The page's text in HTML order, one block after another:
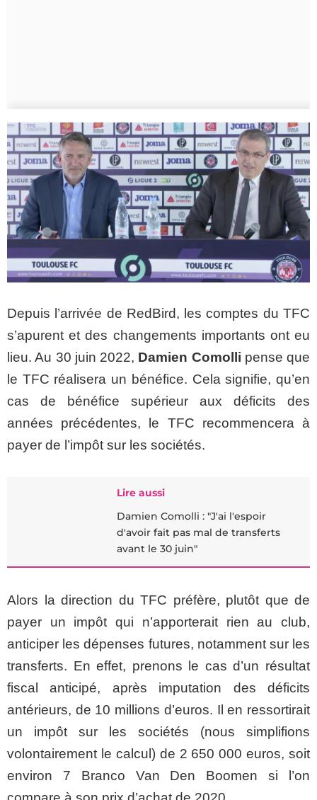
Depuis l’arrivée de RedBird, les comptes du TFC
s’apurent et des changements importants ont eu
lieu. Au 30 juin 2022, Damien Comolli pense que
le TFC réalisera un bénéfice. Cela signifie, qu’en
cas de bénéfice supérieur aux déficits des
années précédentes, le TFC recommencera à
payer de l’impôt sur les sociétés.
Lire aussi
Damien Comolli : "J'ai l'espoir
d'avoir fait pas mal de transferts
avant le 30 juin"
Alors la direction du TFC préfère, plutôt que de
payer un impôt qui n’apporterait rien au club,
anticiper les dépenses futures, notamment sur les
transferts. En effet, prenons le cas d’un résultat
fiscal anticipé, après imputation des déficits
antérieurs, de 10 millions d’euros. Il en ressortirait
un impôt sur les sociétés (nous simplifions
volontairement le calcul) de 2 650 000 euros, soit
environ 7 Branco Van Den Boomen si l’on